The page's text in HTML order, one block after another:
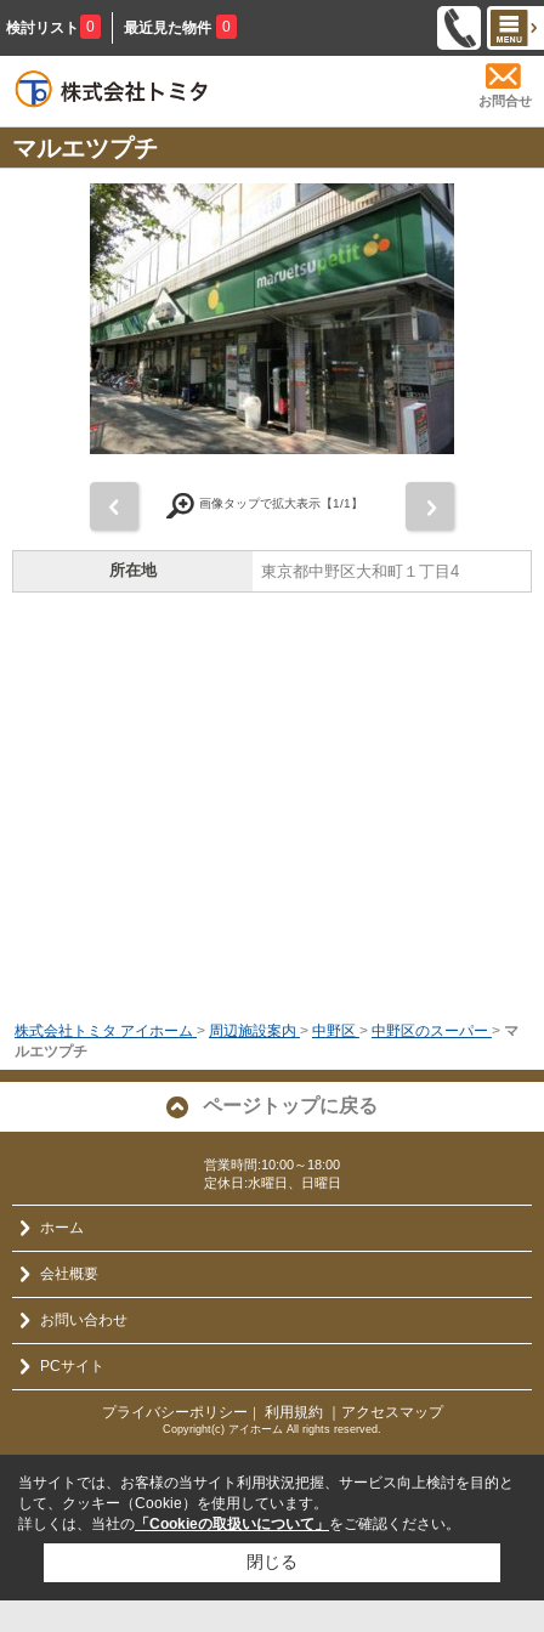
検討リスト 0 最近見た物件 0
お問合せ
マルエツプチ
画像タップで拡大表示【1/1】
所在地 東京都中野区大和町１丁目4
株式会社トミタ アイホーム > 周辺施設案内 > 中野区 > 中野区のスーパー > マ
ルエツプチ
ページトップに戻る
営業時間:10:00～18:00
定休日:水曜日、日曜日
ホーム
会社概要
お問い合わせ
PCサイト
プライバシーポリシー ｜ 利用規約 ｜アクセスマップ
Copyright(c) アイホーム All rights reserved.
当サイトでは、お客様の当サイト利用状況把握、サービス向上検討を目的と
して、クッキー（Cookie）を使用しています。
詳しくは、当社の 「Cookieの取扱いについて」 をご確認ください。
閉じる